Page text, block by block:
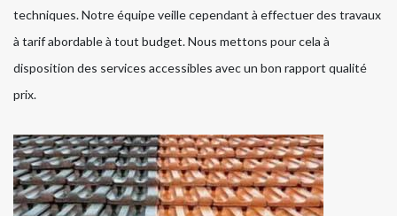
techniques. Notre équipe veille cependant à effectuer des travaux
à tarif abordable à tout budget. Nous mettons pour cela à
disposition des services accessibles avec un bon rapport qualité
prix.